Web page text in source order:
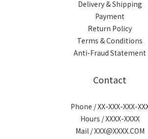
Delivery & Shipping
Payment
Return Policy
Terms & Conditions
Anti-Fraud Statement
Contact
Phone / XX-XXX-XXX-
Hours / XXXX-XXXX
Mail / XXX@XXXX.COM